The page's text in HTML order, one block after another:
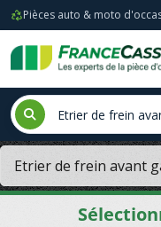
Pièces auto & moto